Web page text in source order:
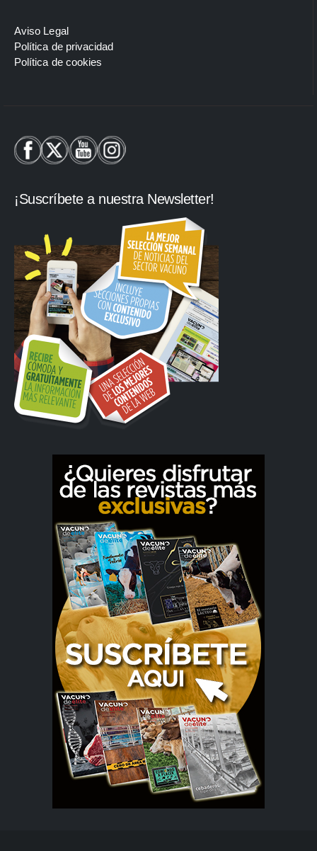
Aviso Legal
Política de privacidad
Política de cookies
¡Suscríbete a nuestra Newsletter!